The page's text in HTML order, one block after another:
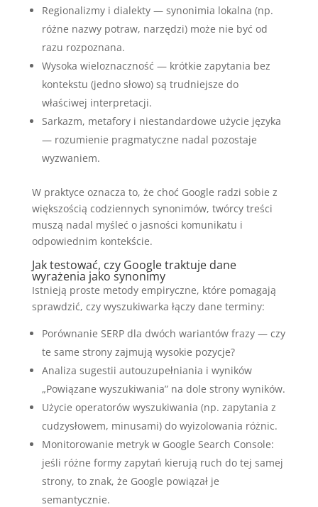
Regionalizmy i dialekty — synonimia lokalna (np.
różne nazwy potraw, narzędzi) może nie być od
razu rozpoznana.
Wysoka wieloznaczność — krótkie zapytania bez
kontekstu (jedno słowo) są trudniejsze do
właściwej interpretacji.
Sarkazm, metafory i niestandardowe użycie języka
— rozumienie pragmatyczne nadal pozostaje
wyzwaniem.
W praktyce oznacza to, że choć Google radzi sobie z
większością codziennych synonimów, twórcy treści
muszą nadal myśleć o jasności komunikatu i
odpowiednim kontekście.
Jak testować, czy Google traktuje dane
wyrażenia jako synonimy
Istnieją proste metody empiryczne, które pomagają
sprawdzić, czy wyszukiwarka łączy dane terminy:
Porównanie SERP dla dwóch wariantów frazy — czy
te same strony zajmują wysokie pozycje?
Analiza sugestii autouzupełniania i wyników
„Powiązane wyszukiwania” na dole strony wyników.
Użycie operatorów wyszukiwania (np. zapytania z
cudzysłowem, minusami) do wyizolowania różnic.
Monitorowanie metryk w Google Search Console:
jeśli różne formy zapytań kierują ruch do tej samej
strony, to znak, że Google powiązał je
semantycznie.